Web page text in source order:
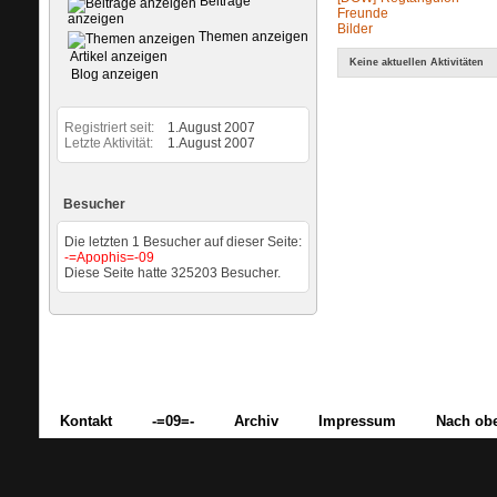
anzeigen
Themen anzeigen
Artikel anzeigen
Blog anzeigen
Registriert seit
1.August 2007
Letzte Aktivität
1.August 2007
Besucher
Die letzten 1 Besucher auf dieser Seite:
-=Apophis=-09
Diese Seite hatte 325203 Besucher.
Freunde
Bilder
Keine aktuellen Aktivitäten
Kontakt -=09=- Archiv Impressum Nach